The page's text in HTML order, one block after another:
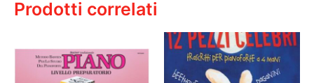
Prodotti correlati